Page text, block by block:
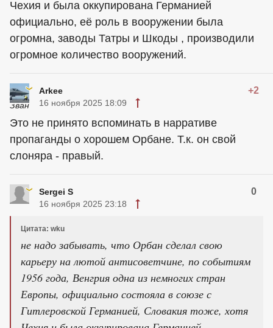
Чехия и была оккупирована Германией
официально, её роль в вооружении была
огромна, заводы Татры и Шкоды , производили
огромное количество вооружений.
Arkee +2
16 ноября 2025 18:09
Это не принято вспоминать в нарративе
пропаганды о хорошем Орбане. Т.к. он свой
слоняра - правый.
Sergei S 0
16 ноября 2025 23:18
Цитата: wku
не надо забывать, что Орбан сделал свою
карьеру на лютой антисоветчине, по событиям
1956 года, Венгрия одна из немногих стран
Европы, официально состояла в союзе с
Гитлеровской Германией, Словакия тоже, хотя